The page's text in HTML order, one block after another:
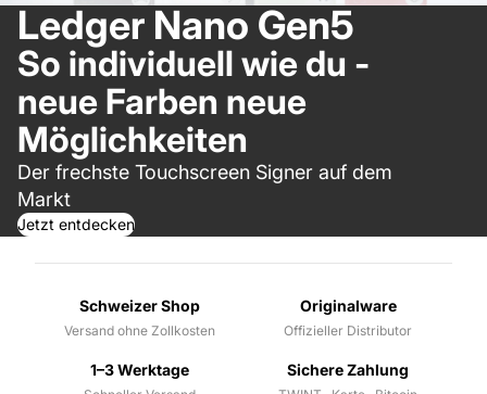
Ledger Nano Gen5
So individuell wie du -
neue Farben neue
Möglichkeiten
Der frechste Touchscreen Signer auf dem
Markt
Jetzt entdecken
Schweizer Shop
Versand ohne Zollkosten
Originalware
Offizieller Distributor
1–3 Werktage Sichere Zahlung